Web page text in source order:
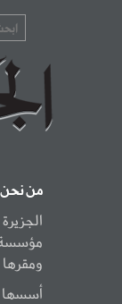
من نحن
مؤسسة
أسسها